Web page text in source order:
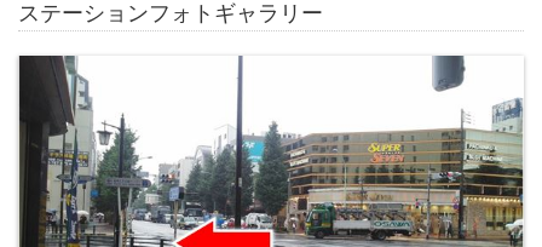
ステーションフォトギャラリー